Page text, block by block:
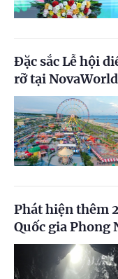
Đặc sắc Lễ hội
rỡ tại
Phát hiện thêm
Quốc gia Phong